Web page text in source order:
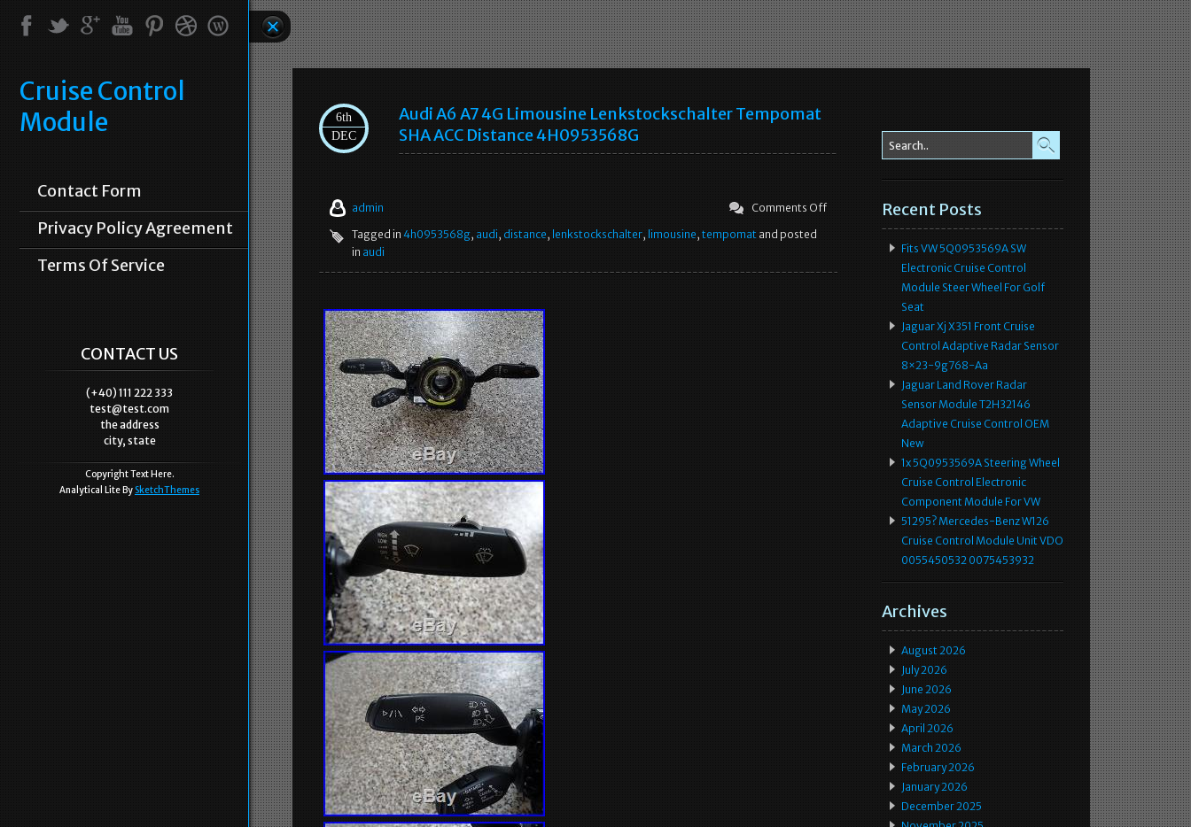
Cruise Control
Module
Contact Form
Privacy Policy Agreement
Terms Of Service
CONTACT US
(+40) 111 222 333
test@test.com
the address
city, state
Copyright Text Here.
Analytical Lite By SketchThemes
6th
DEC
Audi A6 A7 4G Limousine Lenkstockschalter Tempomat
SHA ACC Distance 4H0953568G
admin
Comments Off
Tagged in 4h0953568g, audi, distance, lenkstockschalter, limousine, tempomat and posted
in audi
Recent Posts
Fits VW 5Q0953569A SW
Electronic Cruise Control
Module Steer Wheel For Golf
Seat
Jaguar Xj X351 Front Cruise
Control Adaptive Radar Sensor
8×23-9g768-Aa
Jaguar Land Rover Radar
Sensor Module T2H32146
Adaptive Cruise Control OEM
New
1x 5Q0953569A Steering Wheel
Cruise Control Electronic
Component Module For VW
51295? Mercedes-Benz W126
Cruise Control Module Unit VDO
0055450532 0075453932
Archives
August 2026
July 2026
June 2026
May 2026
April 2026
March 2026
February 2026
January 2026
December 2025